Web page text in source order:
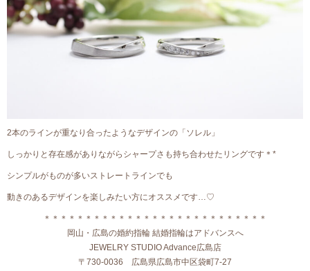
2本のラインが重なり合ったようなデザインの「ソレル」
しっかりと存在感がありながらシャープさも持ち合わせたリングです＊*
シンプルがものが多いストレートラインでも
動きのあるデザインを楽しみたい方にオススメです…♡
＊＊＊＊＊＊＊＊＊＊＊＊＊＊＊＊＊＊＊＊＊＊＊＊＊＊＊
岡山・広島の婚約指輪 結婚指輪はアドバンスへ
JEWELRY STUDIO Advance広島店
〒730-0036 広島県広島市中区袋町7-27